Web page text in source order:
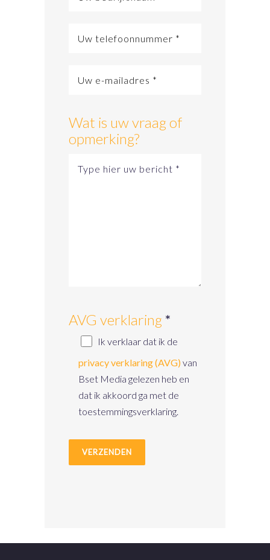
Wat is uw vraag of
opmerking?
AVG verklaring *
Ik verklaar dat ik de
privacy verklaring (AVG) van
Bset Media gelezen heb en
dat ik akkoord ga met de
toestemmingsverklaring.